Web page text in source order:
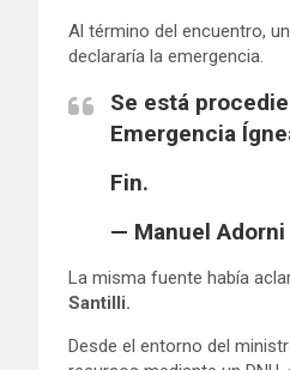
Al término del encuentro,
declararía la emergencia.
Se está
Emergencia
Fin.
— Manuel
La misma fuente había
Santilli.
Desde el entorno del